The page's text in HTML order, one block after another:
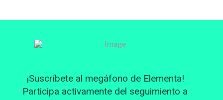
¡Suscríbete al megáfono de Elementa!
Participa activamente del seguimiento a